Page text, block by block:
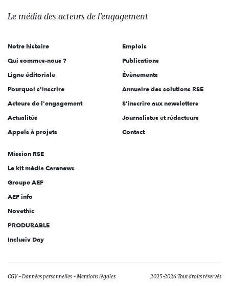
des
l'engagement
Le média des acteurs de l'engagement
Notre histoire
Qui sommes-nous ?
Ligne éditoriale
Pourquoi s'inscrire
Acteurs de l'engagement
Actualités
Appels à projets
Emplois
Publications
Évènements
Annuaire des solutions RSE
S'inscrire aux newsletters
Journalistes et rédacteurs
Contact
Mission RSE
Le kit média Carenews
Groupe AEF
AEF info
Novethic
PRODURABLE
Inclusiv Day
CGV Données personnelles Mentions légales 2025-2026 Tout droits réservés